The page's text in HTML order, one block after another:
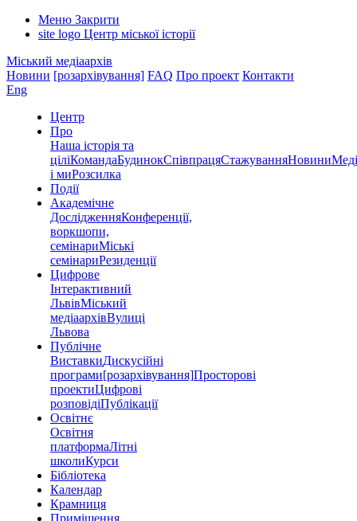
Меню Закрити
site logo Центр міської історії
Міський медіаархів
Новини [розархівування] FAQ Про проект Контакти
Eng
Центр
Про
Наша історія та
ціліКомандаБудинокСпівпрацяСтажуванняНовини
і миРозсилка
Події
Академічне
ДослідженняКонференції,
воркшопи,
семінариМіські
семінариРезиденції
Цифрове
Інтерактивний
ЛьвівМіський
медіаархівВулиці
Львова
Публічне
ВиставкиДискусійні
програми[розархівування]Просторові
проектиЦифрові
розповідіПублікації
Освітнє
Освітня
платформаЛітні
школиКурси
Бібліотека
Календар
Крамниця
Приміщення